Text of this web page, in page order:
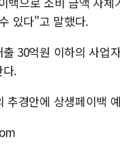
있다"고 말했다.
30억원 이하의 사업
.
추경안에 상생페이백